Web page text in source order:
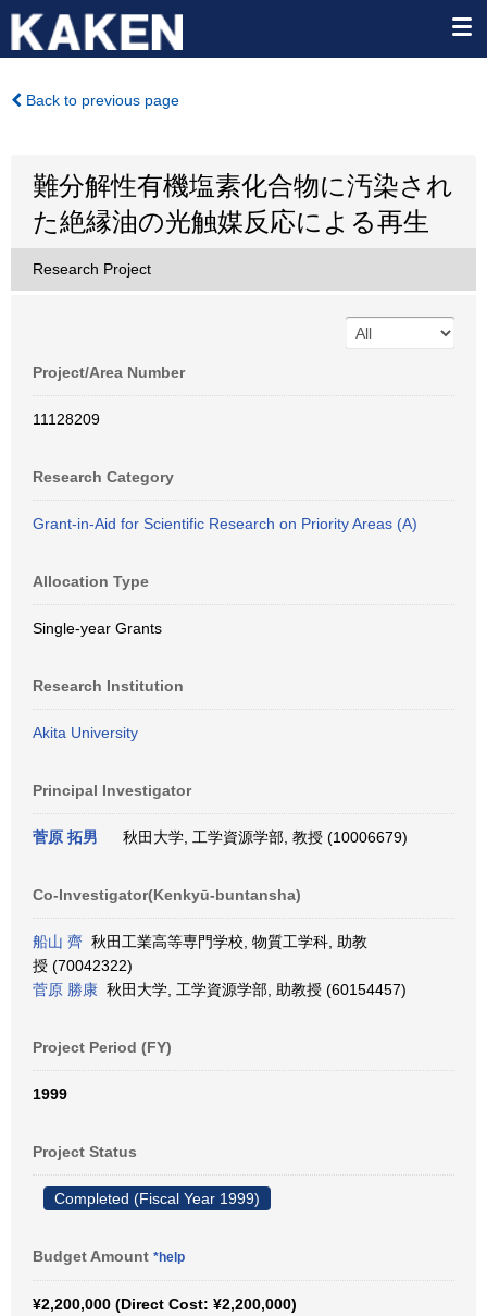
Back to previous page
難分解性有機塩素化合物に汚染され
た絶縁油の光触媒反応による再生
Research Project
Project/Area Number
11128209
Research Category
Grant-in-Aid for Scientific Research on Priority Areas (A)
Allocation Type
Single-year Grants
Research Institution
Akita University
Principal Investigator
菅原 拓男 秋田大学, 工学資源学部, 教授 (10006679)
Co-Investigator(Kenkyū-buntansha)
船山 齊 秋田工業高等専門学校, 物質工学科, 助教
授 (70042322)
菅原 勝康 秋田大学, 工学資源学部, 助教授 (60154457)
Project Period (FY)
1999
Project Status
Completed (Fiscal Year 1999)
Budget Amount *help
¥2,200,000 (Direct Cost: ¥2,200,000)